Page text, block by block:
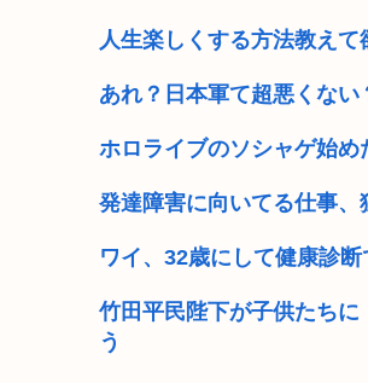
人生楽しくする方法教えて
あれ？日本軍て超悪くない
ホロライブのソシャゲ始め
発達障害に向いてる仕事、
ワイ、32歳にして健康診
竹田平民陛下が子供たち
う